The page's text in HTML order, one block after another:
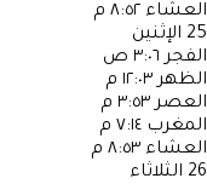
العشاء ٨:٥٢ م
25 الإثنين
الفجر ٣:٠٦ ص
الظهر ١٢:٠٣ م
العصر ٣:٥٣ م
المغرب ٧:١٤ م
العشاء ٨:٥٣ م
26 الثلاثاء